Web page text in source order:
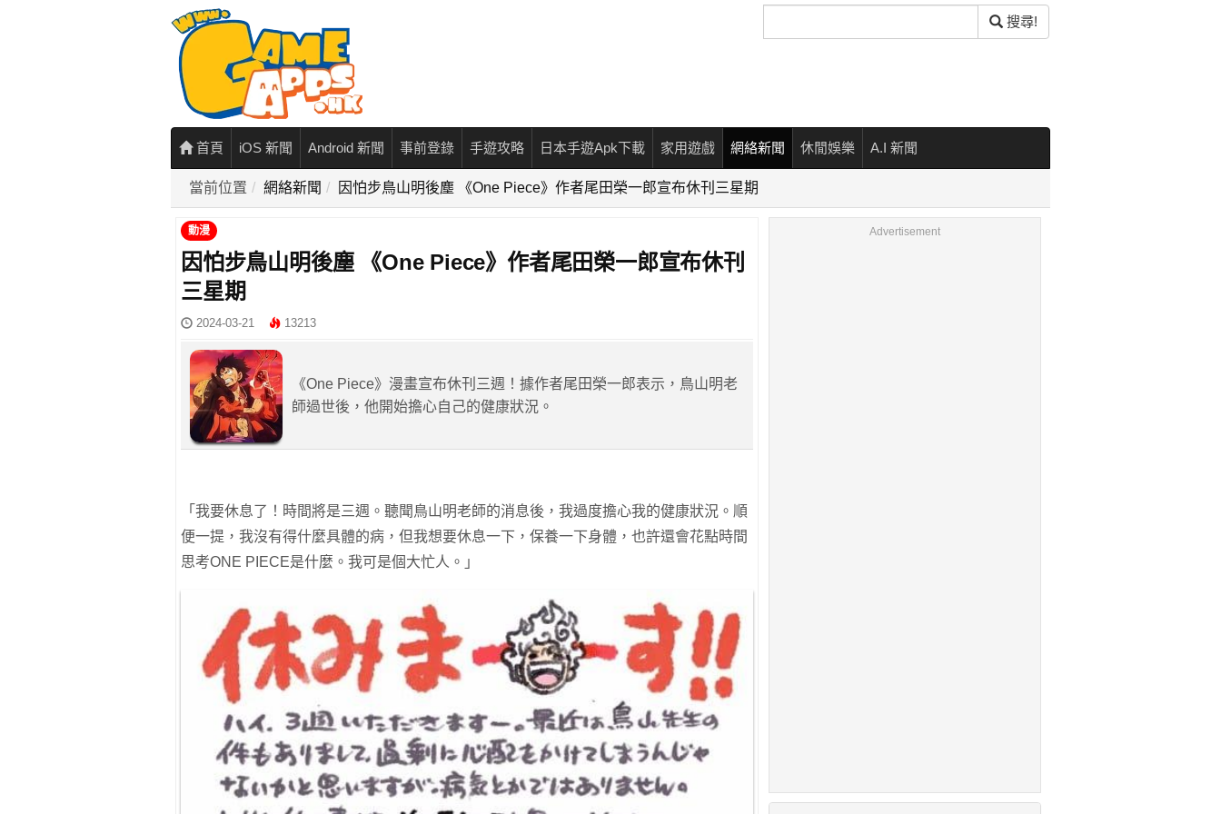
尋
搜尋!
首頁 iOS 新聞 Android 新聞 事前登錄 手遊攻略 日本手遊Apk下載 家用遊戲 網絡新聞 休閒娛樂 A.I 新聞
當前位置 網絡新聞 因怕步鳥山明後塵 《One Piece》作者尾田榮一郎宣布休刊三星期
動漫
因怕步鳥山明後塵 《One Piece》作者尾田榮一郎宣布休刊
三星期
2024-03-21 13213
《One Piece》漫畫宣布休刊三週！據作者尾田榮一郎表示，鳥山明老
師過世後，他開始擔心自己的健康狀況。
「我要休息了！時間將是三週。聽聞鳥山明老師的消息後，我過度擔心我的健康狀況。順
便一提，我沒有得什麼具體的病，但我想要休息一下，保養一下身體，也許還會花點時間
思考ONE PIECE是什麼。我可是個大忙人。」
Advertisement